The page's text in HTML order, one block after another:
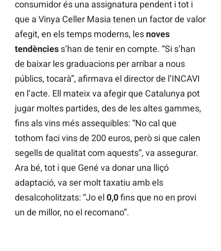
consumidor és una assignatura pendent i tot i
que a Vinya Celler Masia tenen un factor de valor
afegit, en els temps moderns, les noves
tendències s’han de tenir en compte. “Si s’han
de baixar les graduacions per arribar a nous
públics, tocarà”, afirmava el director de l’INCAVI
en l’acte. Ell mateix va afegir que Catalunya pot
jugar moltes partides, des de les altes gammes,
fins als vins més assequibles: “No cal que
tothom faci vins de 200 euros, però si que calen
segells de qualitat com aquests”, va assegurar.
Ara bé, tot i que Gené va donar una lliçó
adaptació, va ser molt taxatiu amb els
desalcoholitzats: “Jo el 0,0fins que no en provi
un de millor, no el recomano”.